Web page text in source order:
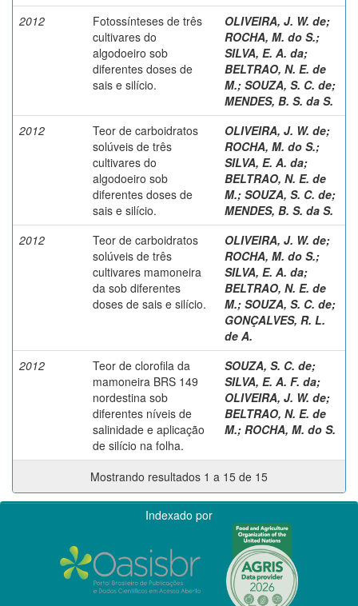
2012
Fotossínteses de três
cultivares do
algodoeiro sob
diferentes doses de
sais e silício.
OLIVEIRA, J. W. de;
ROCHA, M. do S.;
SILVA, E. A. da;
BELTRAO, N. E. de
M.; SOUZA, S. C. de;
MENDES, B. S. da S.
2012
Teor de carboidratos
solúveis de três
cultivares do
algodoeiro sob
diferentes doses de
sais e silício.
OLIVEIRA, J. W. de;
ROCHA, M. do S.;
SILVA, E. A. da;
BELTRAO, N. E. de
M.; SOUZA, S. C. de;
MENDES, B. S. da S.
2012
Teor de carboidratos
solúveis de três
cultivares mamoneira
da sob diferentes
doses de sais e silício.
OLIVEIRA, J. W. de;
ROCHA, M. do S.;
SILVA, E. A. da;
BELTRAO, N. E. de
M.; SOUZA, S. C. de;
GONÇALVES, R. L.
de A.
2012
Teor de clorofila da
mamoneira BRS 149
nordestina sob
diferentes níveis de
salinidade e aplicação
de silício na folha.
SOUZA, S. C. de;
SILVA, E. A. F. da;
OLIVEIRA, J. W. de;
BELTRAO, N. E. de
M.; ROCHA, M. do S.
Mostrando resultados 1 a 15 de 15
Indexado por